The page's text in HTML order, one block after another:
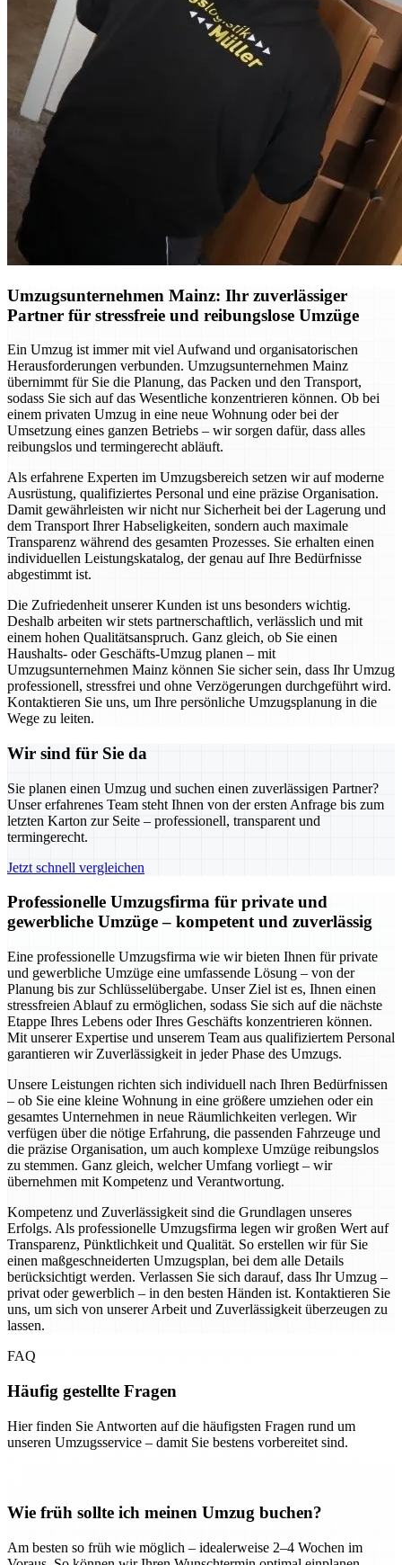
Umzugsunternehmen Mainz: Ihr zuverlässiger
Partner für stressfreie und reibungslose Umzüge
Ein Umzug ist immer mit viel Aufwand und organisatorischen
Herausforderungen verbunden. Umzugsunternehmen Mainz
übernimmt für Sie die Planung, das Packen und den Transport,
sodass Sie sich auf das Wesentliche konzentrieren können. Ob bei
einem privaten Umzug in eine neue Wohnung oder bei der
Umsetzung eines ganzen Betriebs – wir sorgen dafür, dass alles
reibungslos und termingerecht abläuft.
Als erfahrene Experten im Umzugsbereich setzen wir auf moderne
Ausrüstung, qualifiziertes Personal und eine präzise Organisation.
Damit gewährleisten wir nicht nur Sicherheit bei der Lagerung und
dem Transport Ihrer Habseligkeiten, sondern auch maximale
Transparenz während des gesamten Prozesses. Sie erhalten einen
individuellen Leistungskatalog, der genau auf Ihre Bedürfnisse
abgestimmt ist.
Die Zufriedenheit unserer Kunden ist uns besonders wichtig.
Deshalb arbeiten wir stets partnerschaftlich, verlässlich und mit
einem hohen Qualitätsanspruch. Ganz gleich, ob Sie einen
Haushalts- oder Geschäfts-Umzug planen – mit
Umzugsunternehmen Mainz können Sie sicher sein, dass Ihr Umzug
professionell, stressfrei und ohne Verzögerungen durchgeführt wird.
Kontaktieren Sie uns, um Ihre persönliche Umzugsplanung in die
Wege zu leiten.
Wir sind für Sie da
Sie planen einen Umzug und suchen einen zuverlässigen Partner?
Unser erfahrenes Team steht Ihnen von der ersten Anfrage bis zum
letzten Karton zur Seite – professionell, transparent und
termingerecht.
Jetzt schnell vergleichen
Professionelle Umzugsfirma für private und
gewerbliche Umzüge – kompetent und zuverlässig
Eine professionelle Umzugsfirma wie wir bieten Ihnen für private
und gewerbliche Umzüge eine umfassende Lösung – von der
Planung bis zur Schlüsselübergabe. Unser Ziel ist es, Ihnen einen
stressfreien Ablauf zu ermöglichen, sodass Sie sich auf die nächste
Etappe Ihres Lebens oder Ihres Geschäfts konzentrieren können.
Mit unserer Expertise und unserem Team aus qualifiziertem Personal
garantieren wir Zuverlässigkeit in jeder Phase des Umzugs.
Unsere Leistungen richten sich individuell nach Ihren Bedürfnissen
– ob Sie eine kleine Wohnung in eine größere umziehen oder ein
gesamtes Unternehmen in neue Räumlichkeiten verlegen. Wir
verfügen über die nötige Erfahrung, die passenden Fahrzeuge und
die präzise Organisation, um auch komplexe Umzüge reibungslos
zu stemmen. Ganz gleich, welcher Umfang vorliegt – wir
übernehmen mit Kompetenz und Verantwortung.
Kompetenz und Zuverlässigkeit sind die Grundlagen unseres
Erfolgs. Als professionelle Umzugsfirma legen wir großen Wert auf
Transparenz, Pünktlichkeit und Qualität. So erstellen wir für Sie
einen maßgeschneiderten Umzugsplan, bei dem alle Details
berücksichtigt werden. Verlassen Sie sich darauf, dass Ihr Umzug –
privat oder gewerblich – in den besten Händen ist. Kontaktieren Sie
uns, um sich von unserer Arbeit und Zuverlässigkeit überzeugen zu
lassen.
FAQ
Häufig gestellte Fragen
Hier finden Sie Antworten auf die häufigsten Fragen rund um
unseren Umzugsservice – damit Sie bestens vorbereitet sind.
Wie früh sollte ich meinen Umzug buchen?
Am besten so früh wie möglich – idealerweise 2–4 Wochen im